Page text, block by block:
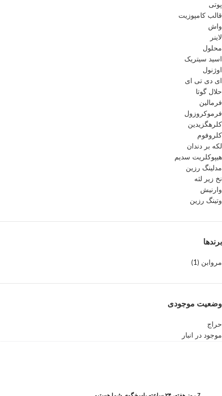
پوتی
قالب کامپوزیت
واش
لاینر
محلول
اسید سیتریک
اوژنول
ای دی تی ای
حلال گوتا
فرمالین
فرموکروزول
کلرهگزیدین
کلروفوم
لکه بر دندان
هیپوکلریت سدیم
مدلینگ رزین
نخ زیر لثه
وارنیش
وتینگ رزین
برندها
مروابن (1)
وضعیت موجودی
حراج
موجود در انبار